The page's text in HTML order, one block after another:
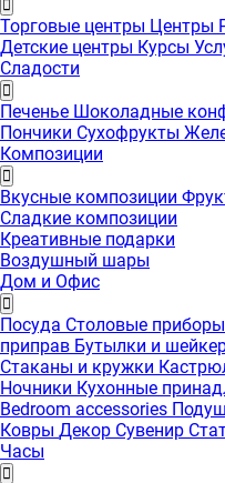
Торговые центры Центры
Детские центры Курсы
Сладости
Печенье Шоколадные
Пончики Сухофрукты
Композиции
Вкусные композиции
Сладкие композиции
Креативные подарки
Воздушный шары
Дом и Офис
Посуда Столовые приборы
приправ Бутылки и
Стаканы и кружки
Ночники Кухонные
Bedroom accessories
Ковры Декор Сувенир
Часы